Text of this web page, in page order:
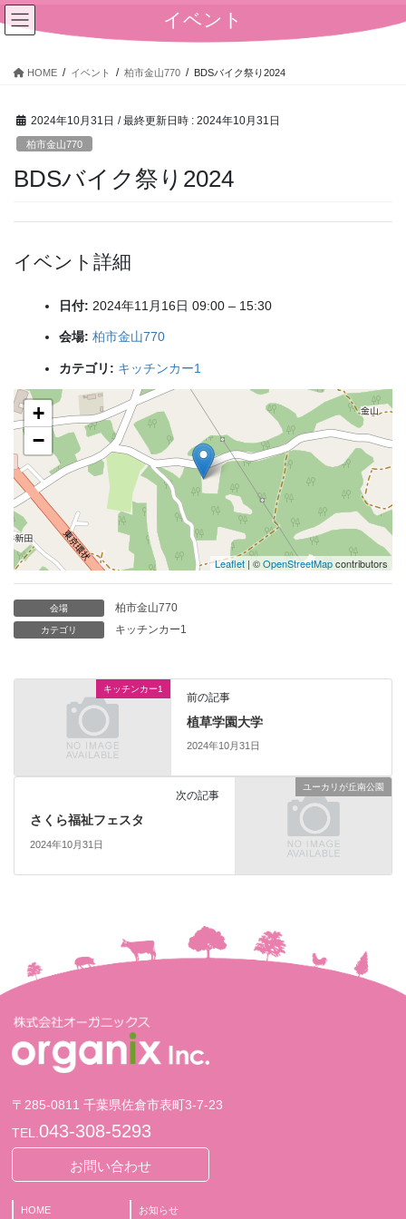
コ
ン
ナ
ビ
イベント
HOME イベント 柏市金山770 BDSバイク祭り2024
2024年10月31日 / 最終更新日時 : 2024年10月31日
柏市金山770
BDSバイク祭り2024
イベント詳細
日付: 2024年11月16日 09:00 – 15:30
会場: 柏市金山770
カテゴリ: キッチンカー1
+
−
Leaflet | ©OpenStreetMapcontributors
会場 柏市金山770
カテゴリ キッチンカー1
キッチンカー1
前の記事
植草学園大学
2024年10月31日
ユーカリが丘南公園
次の記事
さくら福祉フェスタ
2024年10月31日
〒285-0811 千葉県佐倉市表町3-7-23
TEL.043-308-5293
お問い合わせ
HOME お知らせ